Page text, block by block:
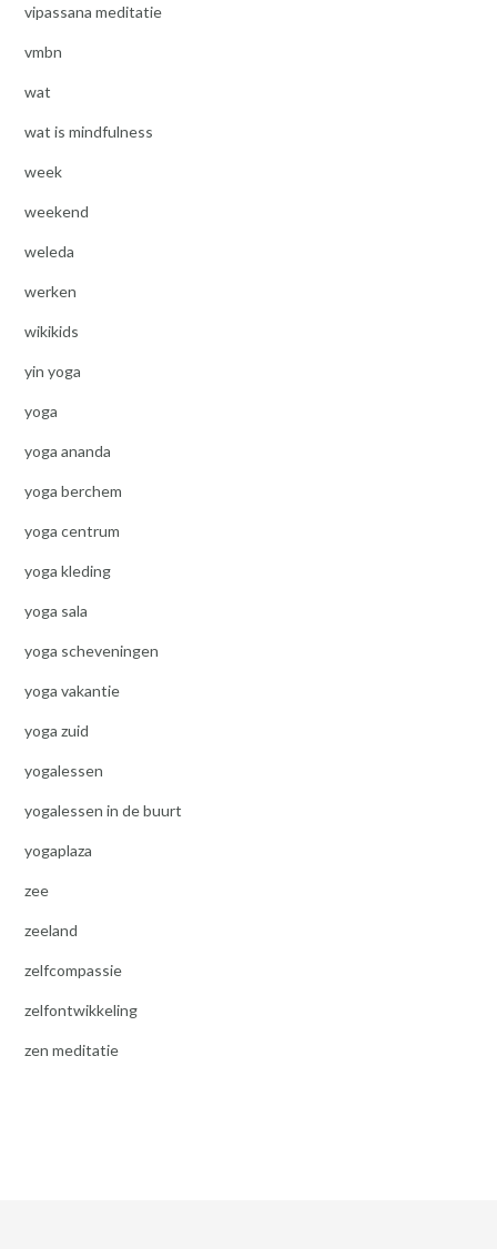
vipassana meditatie
vmbn
wat
wat is mindfulness
week
weekend
weleda
werken
wikikids
yin yoga
yoga
yoga ananda
yoga berchem
yoga centrum
yoga kleding
yoga sala
yoga scheveningen
yoga vakantie
yoga zuid
yogalessen
yogalessen in de buurt
yogaplaza
zee
zeeland
zelfcompassie
zelfontwikkeling
zen meditatie